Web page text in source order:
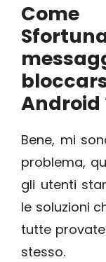
Come
Android
Bene, mi
problema,
gli utenti
le soluzioni
tutte
stesso.